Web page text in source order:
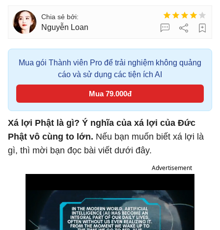
Nguyễn Loan
Mua gói Thành viên Pro để trải nghiệm không quảng
cáo và sử dụng các tiện ích AI
Mua 79.000đ
Xá lợi Phật là gì? Ý nghĩa của xá lợi của Đức
Phật vô cùng to lớn. Nếu bạn muốn biết xá lợi là
gì, thì mời bạn đọc bài viết dưới đây.
Advertisement